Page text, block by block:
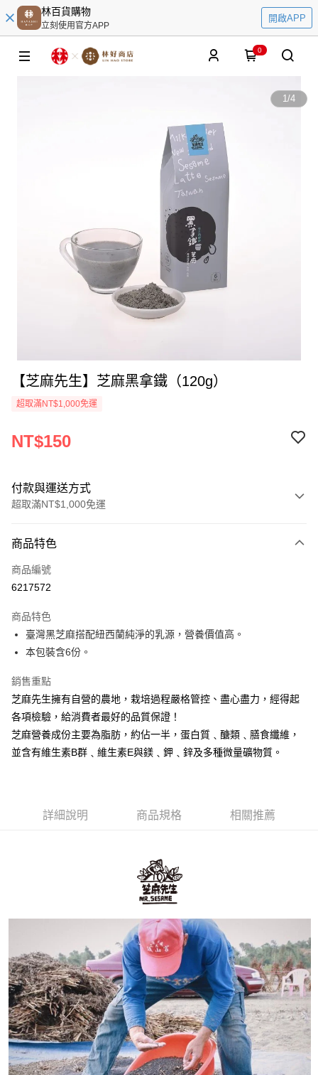
林百貨購物
立刻使用官方APP
開啟APP
0
1/4
【芝麻先生】芝麻黑拿鐵（120g）
超取滿NT$1,000免運
NT$150
付款與運送方式
超取滿NT$1,000免運
信用卡一次付款
超商取貨付款
Apple Pay
悠遊付
ATM付款
運送方式
全家付款取貨
每筆NT$60，滿NT$1,000(含以上)免運費
商品特色
商品編號
6217572
商品特色
臺灣黑芝麻搭配紐西蘭純淨的乳源，營養價值高。
本包裝含6份。
銷售重點
芝麻先生擁有自營的農地，栽培過程嚴格管控、盡心盡力，經得起
各項檢驗，給消費者最好的品質保證！
芝麻營養成份主要為脂肪，約佔一半，蛋白質﹑醣類﹑膳食纖維，
並含有維生素B群﹑維生素E與鎂﹑鉀﹑鋅及多種微量礦物質。
詳細說明 商品規格 相關推薦